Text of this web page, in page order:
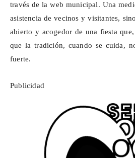
través de la web municipal. Una
asistencia de vecinos y visitantes,
abierto y acogedor de una fiesta
que la tradición, cuando se cuida,
fuerte.
Publicidad